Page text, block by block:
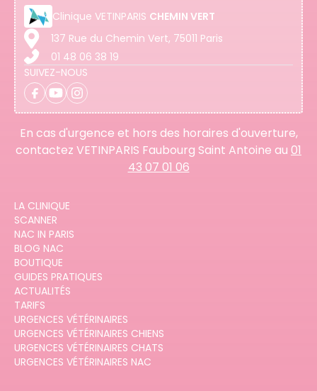
Clinique VETINPARIS CHEMIN VERT
137 Rue du Chemin Vert, 75011 Paris
01 48 06 38 19
SUIVEZ-NOUS
En cas d'urgence et hors des horaires d'ouverture,
contactez VETINPARIS Faubourg Saint Antoine au 01
43 07 01 06
LA CLINIQUE
SCANNER
NAC IN PARIS
BLOG NAC
BOUTIQUE
GUIDES PRATIQUES
ACTUALITÉS
TARIFS
URGENCES VÉTÉRINAIRES
URGENCES VÉTÉRINAIRES CHIENS
URGENCES VÉTÉRINAIRES CHATS
URGENCES VÉTÉRINAIRES NAC